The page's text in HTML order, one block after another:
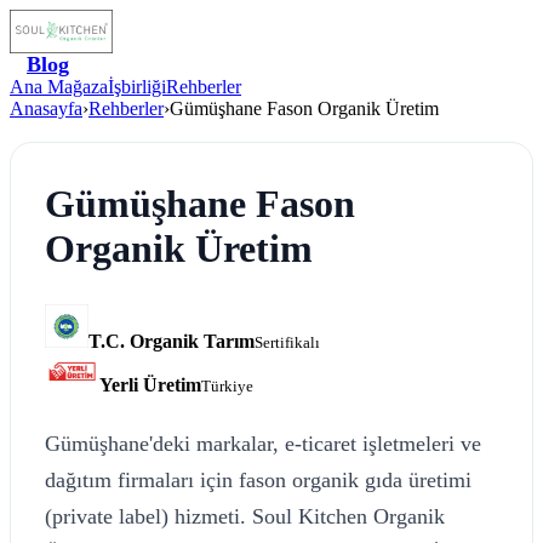
Blog
Ana MağazaİşbirliğiRehberler
Anasayfa›Rehberler›Gümüşhane Fason Organik Üretim
Gümüşhane Fason
Organik Üretim
T.C. Organik TarımSertifikalı
Yerli ÜretimTürkiye
Gümüşhane'deki markalar, e-ticaret işletmeleri ve
dağıtım firmaları için fason organik gıda üretimi
(private label) hizmeti. Soul Kitchen Organik